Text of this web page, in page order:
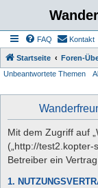
FAQ Kontakt
Startseite Foren-
Unbeantwortete Themen
Mit dem Zugriff auf
(„http://
Betreiber ein
1.